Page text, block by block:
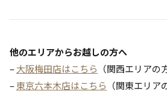
他のエリアからお越しの方へ
–大阪梅田店はこちら （関西エリアの
–東京六本木店はこちら （関東エリア